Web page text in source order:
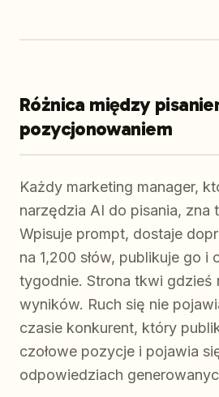
Różnica między
pozycjonowaniem
Każdy marketing manager,
narzędzia AI do pisania, zna
Wpisuje prompt, dostaje
na 1,200 słów, publikuje go i
tygodnie. Strona tkwi gdzieś
wyników. Ruch się nie
czasie konkurent, który
czołowe pozycje i pojawia
odpowiedziach